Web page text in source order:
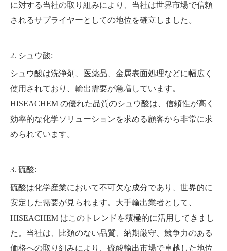
に対する当社の取り組みにより、当社は世界市場で信頼
されるサプライヤーとしての地位を確立しました。
2. シュウ酸:
シュウ酸は洗浄剤、医薬品、金属表面処理などに幅広く
使用されており、輸出需要が急増しています。
HISEACHEM の優れた品質のシュウ酸は、信頼性が高く
効率的な化学ソリューションを求める顧客から非常に求
められています。
3. 硫酸:
硫酸は化学産業において不可欠な成分であり、世界的に
安定した需要が見られます。大手輸出業者として、
HISEACHEM はこのトレンドを積極的に活用してきまし
た。当社は、比類のない品質、納期厳守、競争力のある
価格への取り組みにより、硫酸輸出市場で卓越した地位